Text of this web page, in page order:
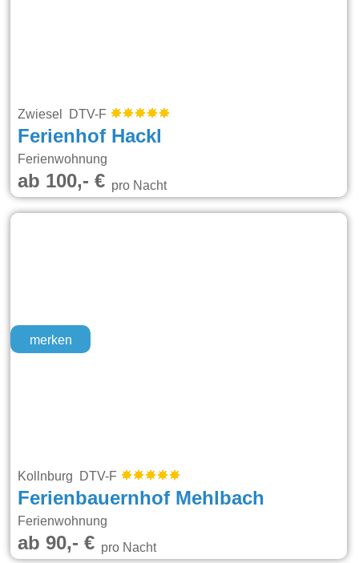
Zwiesel DTV-F
Ferienhof Hackl
Ferienwohnung
ab 100,- €pro Nacht
merken
Kollnburg DTV-F
Ferienbauernhof Mehlbach
Ferienwohnung
ab 90,- €pro Nacht